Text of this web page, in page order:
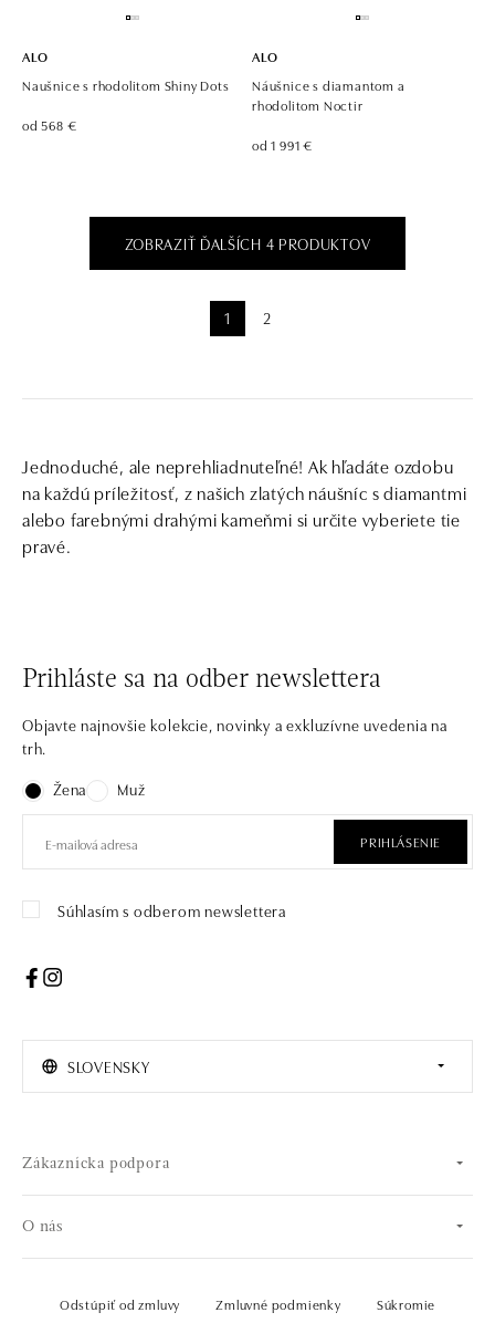
ALO
Naušnice s rhodolitom Shiny Dots
od 568 €
ALO
Náušnice s diamantom a
rhodolitom Noctir
od 1 991 €
ZOBRAZIŤ ĎALŠÍCH 4 PRODUKTOV
1 2
Jednoduché, ale neprehliadnuteľné! Ak hľadáte ozdobu
na každú príležitosť, z našich zlatých náušníc s diamantmi
alebo farebnými drahými kameňmi si určite vyberiete tie
pravé.
Prihláste sa na odber newslettera
Objavte najnovšie kolekcie, novinky a exkluzívne uvedenia na
trh.
Žena
Muž
PRIHLÁSENIE
Súhlasím s odberom newslettera
SLOVENSKY
Zákaznícka podpora
O nás
Odstúpiť od zmluvy Zmluvné podmienky Súkromie